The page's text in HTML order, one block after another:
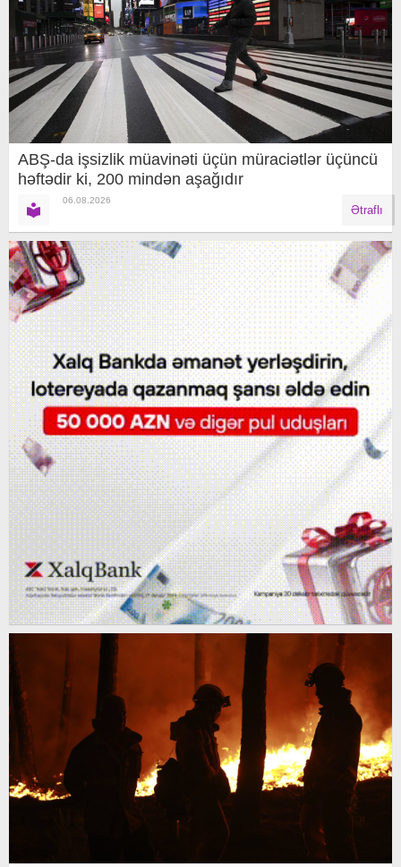
ABŞ-da işsizlik müavinəti üçün müraciətlər üçüncü
həftədir ki, 200 mindən aşağıdır
06.08.2026
Ətraflı